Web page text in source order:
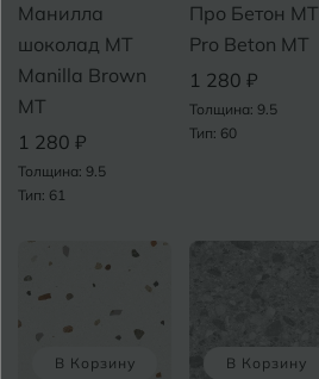
Манилла
шоколад MT
Manilla Brown
MT
1 280 ₽
Толщина: 9.5
Тип: 61
Про Бетон MT
Pro Beton MT
1 280 ₽
Толщина: 9.5
Тип: 60
В Корзину В Корзину